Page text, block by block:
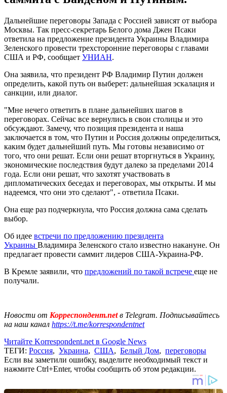
Дальнейшие переговоры Запада с Россией зависят от выбора
Москвы. Так пресс-секретарь Белого дома Джен Псаки
ответила на предложение президента Украины Владимира
Зеленского провести трехсторонние переговоры с главами
США и РФ, сообщает УНИАН.
Она заявила, что президент РФ Владимир Путин должен
определить, какой путь он выберет: дальнейшая эскалация и
санкции, или диалог.
"Мне нечего ответить в плане дальнейших шагов в
переговорах. Сейчас все вернулись в свои столицы и это
обсуждают. Замечу, что позиция президента и наша
заключается в том, что Путин и Россия должны определиться,
каким будет дальнейший путь. Мы готовы независимо от
того, что они решат. Если они решат вторгнуться в Украину,
экономические последствия будут далеко за пределами 2014
года. Если они решат, что захотят участвовать в
дипломатических беседах и переговорах, мы открыты. И мы
надеемся, что они это сделают", - ответила Псаки.
Она еще раз подчеркнула, что Россия должна сама сделать
выбор.
Об идее встречи по предложению президента
Украины Владимира Зеленского стало известно накануне. Он
предлагает провести саммит лидеров США-Украина-РФ.
В Кремле заявили, что предложений по такой встрече еще не
получали.
Новости от Корреспондент.netв Telegram. Подписывайтесь
на наш канал https://t.me/korrespondentnet
Читайте Korrespondent.net в Google News
ТЕГИ: Россия, Украина, США, Белый Дом, переговоры
Если вы заметили ошибку, выделите необходимый текст и
нажмите Ctrl+Enter, чтобы сообщить об этом редакции.